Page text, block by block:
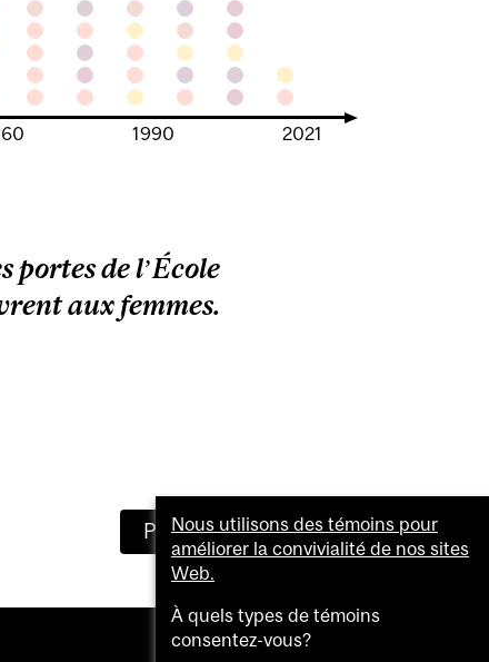
1990 2021
portes de l’École
aux femmes.
Prochaine histoire
Nous utilisons des témoins pour
améliorer la convivialité de nos sites
Web.
À quels types de témoins
consentez-vous?